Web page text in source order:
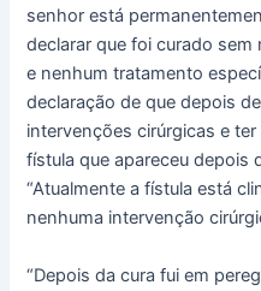
senhor está
declarar que foi curado
e nenhum tratamento
declaração de que depois
intervenções cirúrgicas e
fístula que apareceu depois
“Atualmente a fístula está
nenhuma intervenção
“Depois da cura fui em